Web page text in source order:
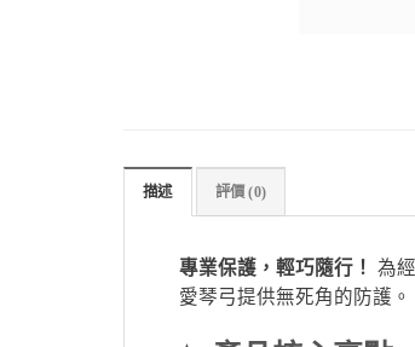
描述 評價 (0)
專業保護，輕巧隨行！ 為
愛琴弓提供無死角的防護。